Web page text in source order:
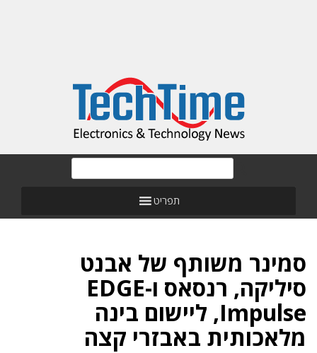
תפריט
סמינר משותף של אבנט
סיליקה, רנסאס ו-EDGE
Impulse, ליישום בינה
מלאכותית באבזרי קצה